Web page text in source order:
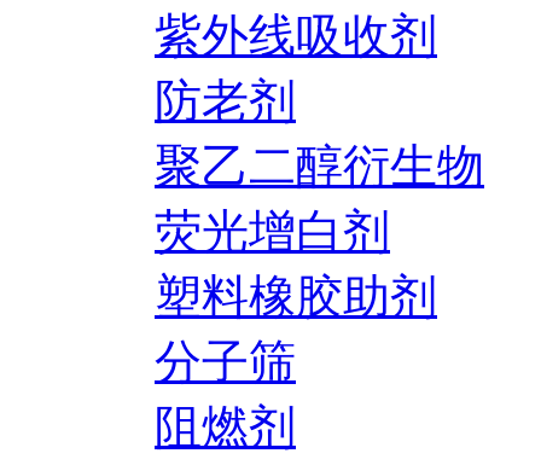
紫外线吸收剂
防老剂
聚乙二醇衍生物
荧光增白剂
塑料橡胶助剂
分子筛
阻燃剂